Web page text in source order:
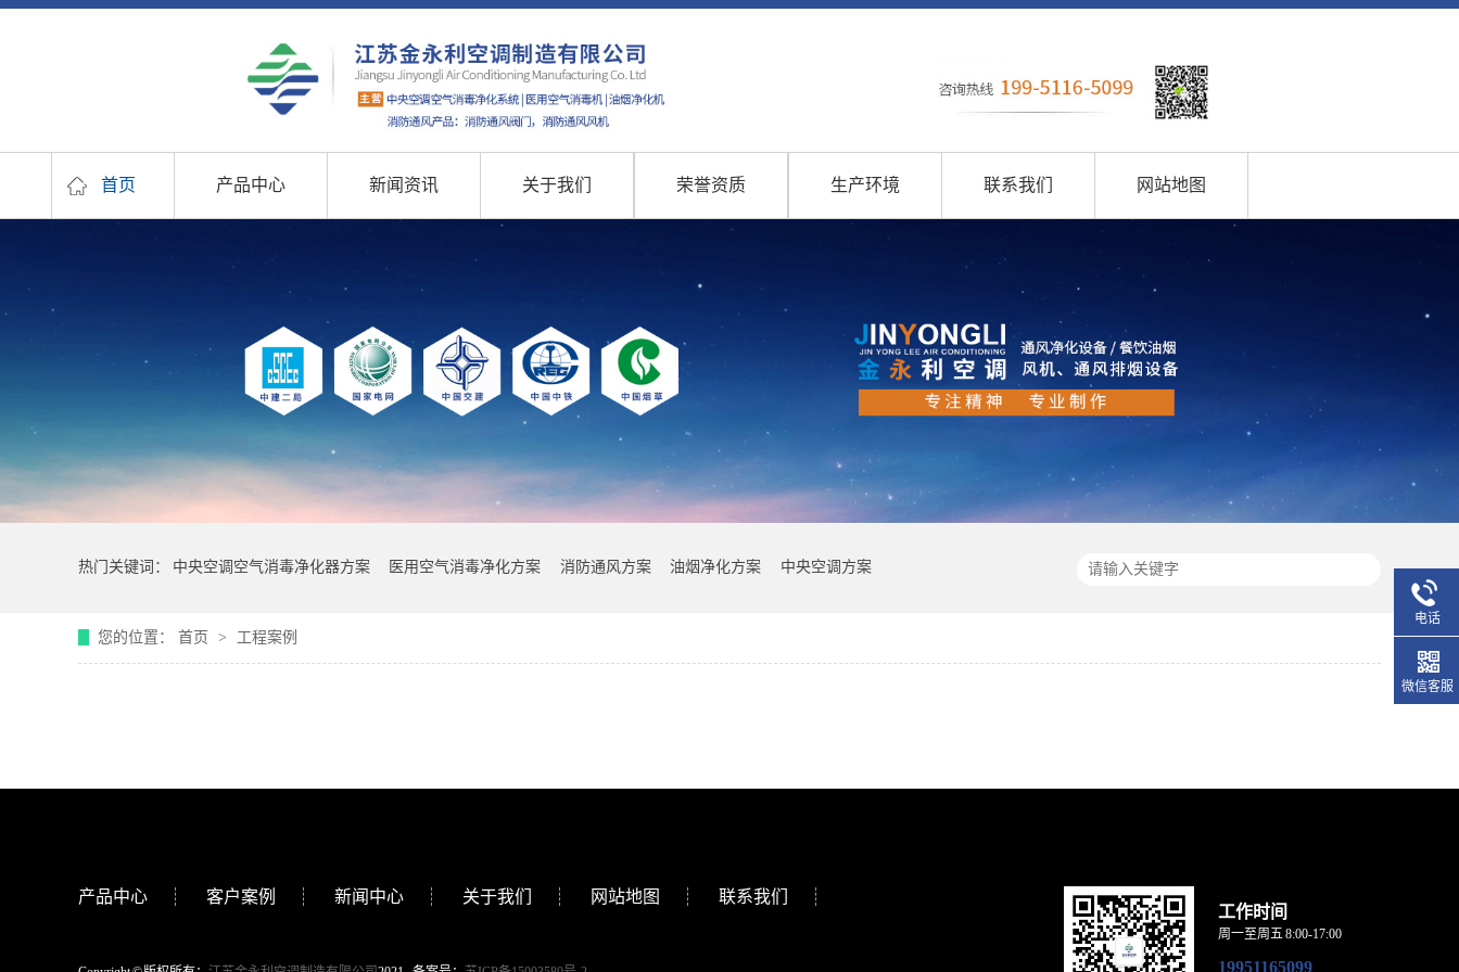
首页 产品中心 新闻资讯 关于我们 荣誉资质 生产环境 联系我们 网站地图
热门关键词： 中央空调空气消毒净化器方案 医用空气消毒净化方案 消防通风方案 油烟净化方案 中央空调方案
您的位置： 首页 > 工程案例
电话
微信客服
产品中心 客户案例 新闻中心 关于我们 网站地图 联系我们
工作时间
周一至周五 8:00-17:00
19951165099